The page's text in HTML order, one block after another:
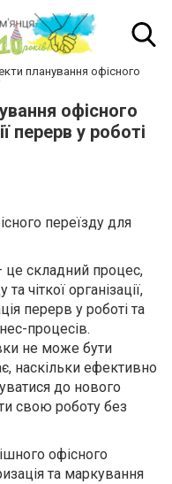
планування офісного
офісного
перерв у роботі
переїзду для
це складний процес,
чіткої організації,
перерв у роботі та
процесів.
не може бути
наскільки ефективно
до нового
свою роботу без
офісного
та маркування